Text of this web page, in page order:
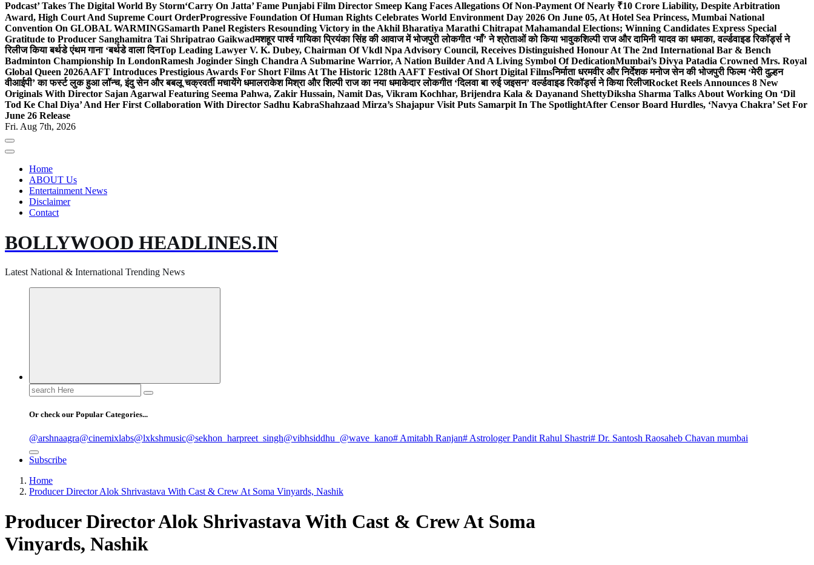
Podcast’ Takes The Digital World By Storm‘Carry On Jatta’ Fame Punjabi Film Director Smeep Kang Faces Allegations Of Non-Payment Of Nearly ₹10 Crore Liability, Despite Arbitration
Award, High Court And Supreme Court OrderProgressive Foundation Of Human Rights Celebrates World Environment Day 2026 On June 05, At Hotel Sea Princess, Mumbai National
Convention On GLOBAL WARMINGSamarth Panel Registers Resounding Victory in the Akhil Bharatiya Marathi Chitrapat Mahamandal Elections; Winning Candidates Express Special
Gratitude to Producer Sanghamitra Tai Shripatrao Gaikwadमशहूर पार्श्व गायिका प्रियंका सिंह की आवाज में भोजपुरी लोकगीत ‘माँ’ ने श्रोताओं को किया भावुकशिल्पी राज और दामिनी यादव का धमाका, वर्ल्डवाइड रिकॉर्ड्स ने
रिलीज किया बर्थडे एंथम गाना ‘बर्थडे वाला दिनTop Leading Lawyer V. K. Dubey, Chairman Of Vkdl Npa Advisory Council, Receives Distinguished Honour At The 2nd International Bar & Bench
Badminton Championship In LondonRamesh Joginder Singh Chandra A Submarine Warrior, A Nation Builder And A Living Symbol Of DedicationMumbai’s Divya Patadia Crowned Mrs. Royal
Global Queen 2026AAFT Introduces Prestigious Awards For Short Films At The Historic 128th AAFT Festival Of Short Digital Filmsनिर्माता धरमवीर और निर्देशक मनोज सेन की भोजपुरी फिल्म ‘मेरी दुल्हन
वीआईपी’ का फर्स्ट लुक हुआ लॉन्च, इंदु सेन और बबलू चक्रवर्ती मचायेंगे धमालराकेश मिश्रा और शिल्पी राज का नया धमाकेदार लोकगीत ‘दिलवा बा रुई जइसन’ वर्ल्डवाइड रिकॉर्ड्स ने किया रिलीजRocket Reels Announces 8 New
Originals With Director Sajan Agarwal Featuring Seema Pahwa, Zakir Hussain, Namit Das, Vikram Kochhar, Brijendra Kala & Dayanand ShettyDiksha Sharma Talks About Working On ‘Dil
Tod Ke Chal Diya’ And Her First Collaboration With Director Sadhu KabraShahzaad Mirza’s Shajapur Visit Puts Samarpit In The SpotlightAfter Censor Board Hurdles, ‘Navya Chakra’ Set For
June 26 Release
Fri. Aug 7th, 2026
Home
ABOUT Us
Entertainment News
Disclaimer
Contact
BOLLYWOOD HEADLINES.IN
Latest National & International Trending News
Search
for:
Or check our Popular Categories...
@arshnaagra@cinemixlabs@lxkshmusic@sekhon_harpreet_singh@vibhsiddhu_ @wave_kano# Amitabh Ranjan# Astrologer Pandit Rahul Shastri# Dr. Santosh Raosaheb Chavan mumbai
Subscribe
Home
Producer Director Alok Shrivastava With Cast & Crew At Soma Vinyards, Nashik
Producer Director Alok Shrivastava With Cast & Crew At Soma
Vinyards, Nashik